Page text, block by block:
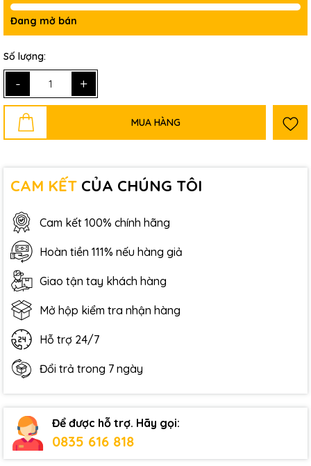
Đang mở bán
Số lượng:
- +
MUA HÀNG
CAM KẾT CỦA CHÚNG TÔI
Cam kết 100% chính hãng
Hoàn tiền 111% nếu hàng giả
Giao tận tay khách hàng
Mở hộp kiểm tra nhận hàng
Hỗ trợ 24/7
Đổi trả trong 7 ngày
Để được hỗ trợ. Hãy gọi:
0835 616 818